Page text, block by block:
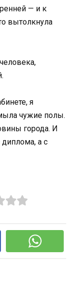
— и к
вытолкнула
я
чужие полы.
города. И
а с